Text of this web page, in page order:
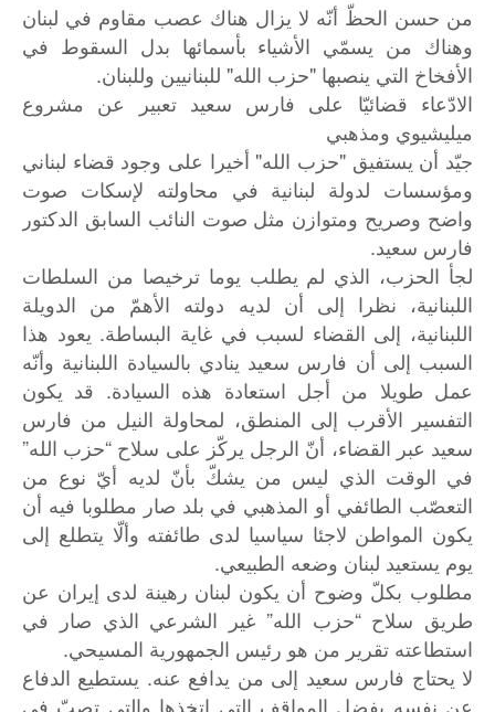
من حسن الحظّ أنّه لا يزال هناك عصب مقاوم في لبنان
وهناك من يسمّي الأشياء بأسمائها بدل السقوط في
الأفخاخ التي ينصبها "حزب الله" للبنانيين وللبنان.
الادّعاء قضائيّا على فارس سعيد تعبير عن مشروع
ميليشيوي ومذهبي
جيّد أن يستفيق "حزب الله" أخيرا على وجود قضاء لبناني
ومؤسسات لدولة لبنانية في محاولته لإسكات صوت
واضح وصريح ومتوازن مثل صوت النائب السابق الدكتور
فارس سعيد.
لجأ الحزب، الذي لم يطلب يوما ترخيصا من السلطات
اللبنانية، نظرا إلى أن لديه دولته الأهمّ من الدويلة
اللبنانية، إلى القضاء لسبب في غاية البساطة. يعود هذا
السبب إلى أن فارس سعيد ينادي بالسيادة اللبنانية وأنّه
عمل طويلا من أجل استعادة هذه السيادة. قد يكون
التفسير الأقرب إلى المنطق، لمحاولة النيل من فارس
سعيد عبر القضاء، أنّ الرجل يركّز على سلاح “حزب الله”
في الوقت الذي ليس من يشكّ بأنّ لديه أيّ نوع من
التعصّب الطائفي أو المذهبي في بلد صار مطلوبا فيه أن
يكون المواطن لاجئا سياسيا لدى طائفته وألّا يتطلع إلى
يوم يستعيد لبنان وضعه الطبيعي.
مطلوب بكلّ وضوح أن يكون لبنان رهينة لدى إيران عن
طريق سلاح “حزب الله” غير الشرعي الذي صار في
استطاعته تقرير من هو رئيس الجمهورية المسيحي.
لا يحتاج فارس سعيد إلى من يدافع عنه. يستطيع الدفاع
عن نفسه بفضل المواقف التي اتخذها والتي تصبّ في